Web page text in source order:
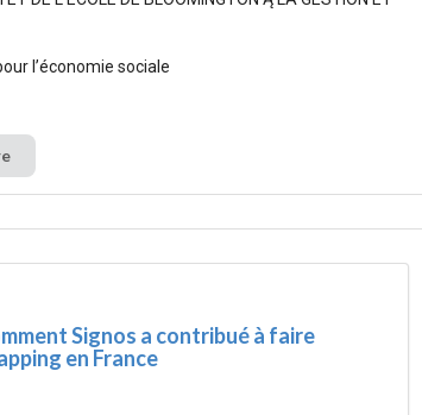
l’économie sociale
Signos a contribué à faire
en France